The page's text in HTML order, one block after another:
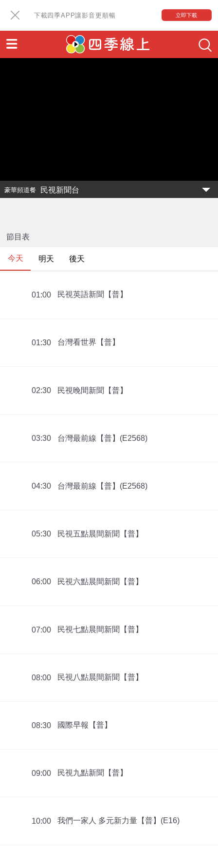
下載四季APP讓影音更順暢 立即下載
豪華頻道餐 民視新聞台
節目表
今天 明天 後天
01:00 民視英語新聞【普】
01:30 台灣看世界【普】
02:30 民視晚間新聞【普】
03:30 台灣最前線【普】(E2568)
04:30 台灣最前線【普】(E2568)
05:30 民視五點晨間新聞【普】
06:00 民視六點晨間新聞【普】
07:00 民視七點晨間新聞【普】
08:00 民視八點晨間新聞【普】
08:30 國際早報【普】
09:00 民視九點新聞【普】
10:00 我們一家人 多元新力量【普】(E16)